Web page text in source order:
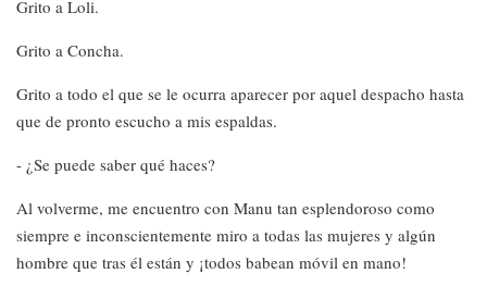
Grito a Loli.
Grito a Concha.
Grito a todo el que se le ocurra aparecer por aquel despacho hasta
que de pronto escucho a mis espaldas.
- ¿Se puede saber qué haces?
Al volverme, me encuentro con Manu tan esplendoroso como
siempre e inconscientemente miro a todas las mujeres y algún
hombre que tras él están y ¡todos babean móvil en mano!